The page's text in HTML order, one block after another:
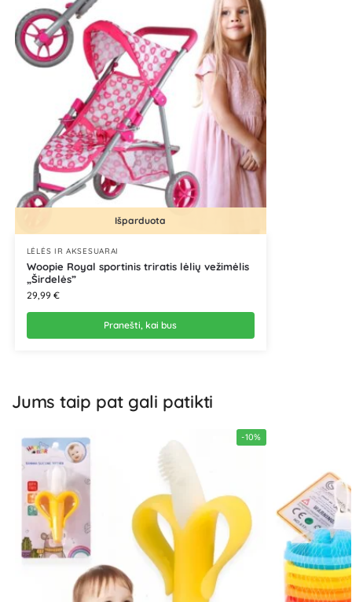
Išparduota
LĖLĖS IR AKSESUARAI
Woopie Royal sportinis triratis lėlių vežimėlis
„Širdelės”
29,99 €
Pranešti, kai bus
Jums taip pat gali patikti
-10%